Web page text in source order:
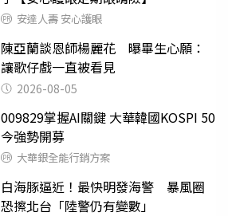
安達人壽 安心護眼
陳亞蘭談恩師楊麗花 曝畢生心願：
讓歌仔戲一直被看見
2026-08-05
009829掌握AI關鍵 大華韓國KOSPI 50
今強勢開募
大華銀全能行銷方案
白海豚逼近！最快明發海警 暴風圈
恐擦北台「陸警仍有變數」